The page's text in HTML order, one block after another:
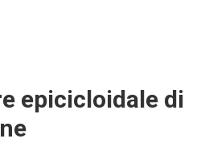
epicicloidale di